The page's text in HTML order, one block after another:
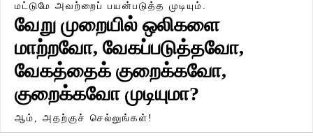
மட்டுமே அவற்றைப் பயன்படுத்த முடியும்.
வேறு முறையில் ஒலிகளை
மாற்றவோ, வேகப்படுத்தவோ,
வேகத்தைக் குறைக்கவோ,
குறைக்கவோ முடியுமா?
ஆம், அதற்குச் செல்லுங்கள்!